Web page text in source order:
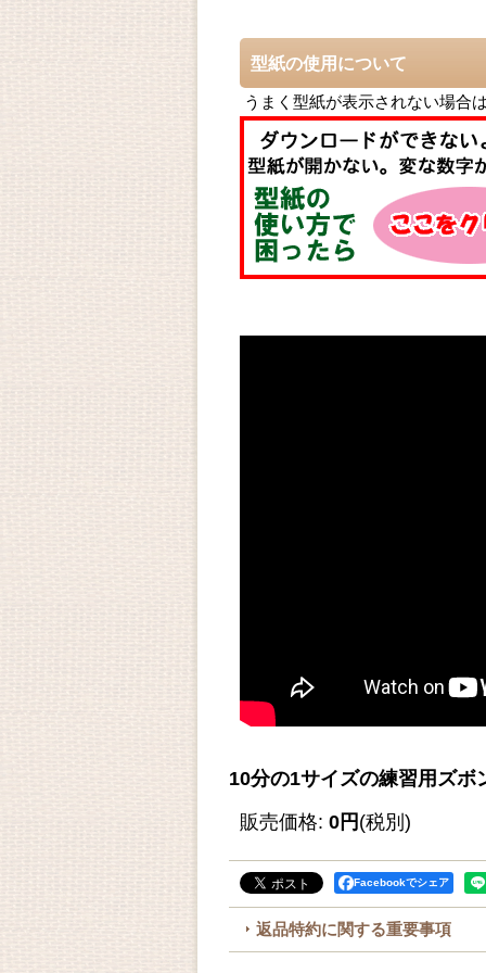
型紙の使用について
うまく型紙が表示されない場合
10分の1サイズの練習用ズボ
販売価格: 0円(税別)
Facebookでシェア
返品特約に関する重要事項